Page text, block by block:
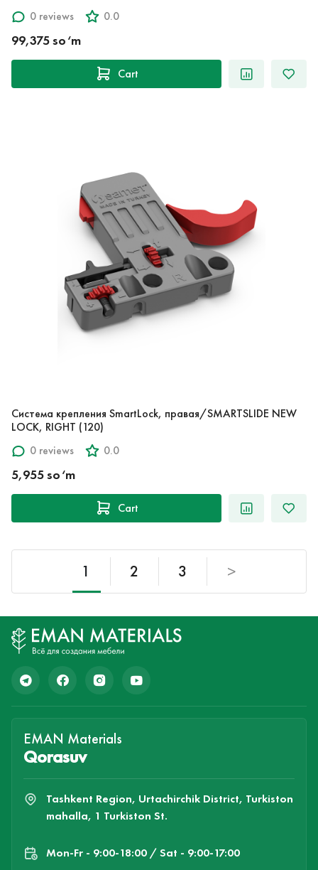
0 reviews
0.0
99,375 so‘m
Cart
Система крепления SmartLock, правая/SMARTSLIDE NEW
LOCK, RIGHT (120)
0 reviews
0.0
5,955 so‘m
Cart
1 2 3 >
EMAN Materials
Qorasuv
Tashkent Region, Urtachirchik District, Turkiston
mahalla, 1 Turkiston St.
Mon-Fr - 9:00-18:00 / Sat - 9:00-17:00